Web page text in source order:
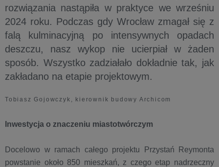
rozwiązania nastąpiła w praktyce we wrześniu
2024 roku. Podczas gdy Wrocław zmagał się z
falą kulminacyjną po intensywnych opadach
deszczu, nasz wykop nie ucierpiał w żaden
sposób. Wszystko zadziałało dokładnie tak, jak
zakładano na etapie projektowym.
Tobiasz Gojowczyk, kierownik budowy Archicom
Inwestycja o znaczeniu miastotwórczym
Docelowo w ramach całego projektu Przystań Reymonta
powstanie około 850 mieszkań, z czego etap nadrzeczny